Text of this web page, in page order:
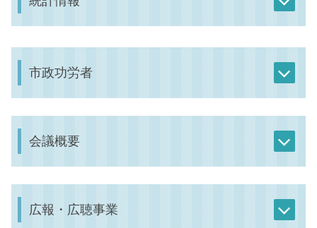
市政功労者
会議概要
広報・広聴事業